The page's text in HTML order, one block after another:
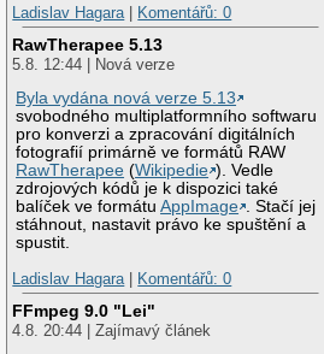
Ladislav Hagara| Komentářů: 0
RawTherapee 5.13
5.8. 12:44 | Nová verze
Byla vydána nová verze 5.13
svobodného multiplatformního softwaru
pro konverzi a zpracování digitálních
fotografií primárně ve formátů RAW
RawTherapee (Wikipedie ). Vedle
zdrojových kódů je k dispozici také
balíček ve formátuAppImage . Stačí jej
stáhnout, nastavit právo ke spuštění a
spustit.
Ladislav Hagara| Komentářů: 0
FFmpeg 9.0 "Lei"
4.8. 20:44 | Zajímavý článek